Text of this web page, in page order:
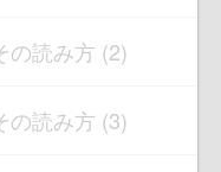
の読み方 (2)
の読み方 (3)